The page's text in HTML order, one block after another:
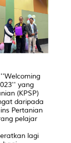
yang
(KPSP)
daripada
Pertanian
pelajar
lagi